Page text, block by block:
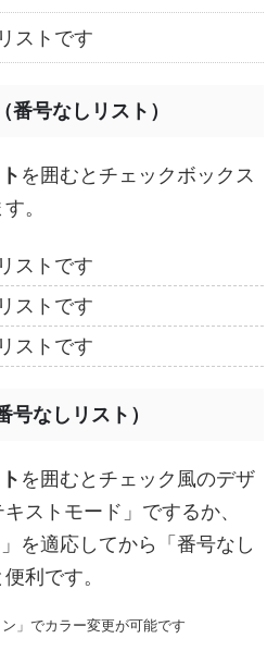
ストです
番号なしリスト）
を囲むとチェックボックス
。
ストです
ストです
ストです
号なしリスト）
を囲むとチェック風のデザ
ストモード」でするか、
を適応してから「番号なし
利です。
」でカラー変更が可能です